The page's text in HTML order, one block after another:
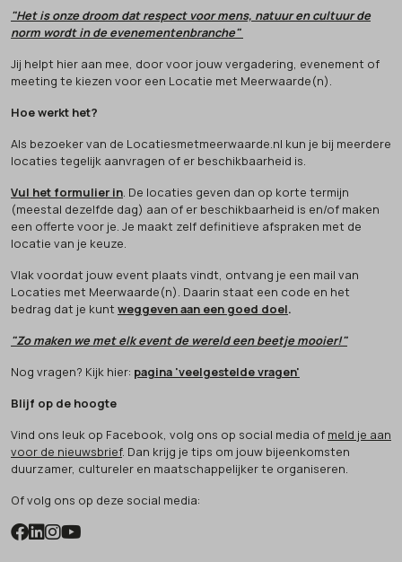
"Het is onze droom dat respect voor mens, natuur en cultuur de
norm wordt in de evenementenbranche"
Jij helpt hier aan mee, door voor jouw vergadering, evenement of
meeting te kiezen voor een Locatie met Meerwaarde(n).
Hoe werkt het?
Als bezoeker van de Locatiesmetmeerwaarde.nl kun je bij meerdere
locaties tegelijk aanvragen of er beschikbaarheid is.
Vul het formulier in. De locaties geven dan op korte termijn
(meestal dezelfde dag) aan of er beschikbaarheid is en/of maken
een offerte voor je. Je maakt zelf definitieve afspraken met de
locatie van je keuze.
Vlak voordat jouw event plaats vindt, ontvang je een mail van
Locaties met Meerwaarde(n). Daarin staat een code en het
bedrag dat je kunt weggeven aan een goed doel.
"Zo maken we met elk event de wereld een beetje mooier!"
Nog vragen? Kijk hier: pagina 'veelgestelde vragen'
Blijf op de hoogte
Vind ons leuk op Facebook, volg ons op social media of meld je aan
voor de nieuwsbrief. Dan krijg je tips om jouw bijeenkomsten
duurzamer, cultureler en maatschappelijker te organiseren.
Of volg ons op deze social media: